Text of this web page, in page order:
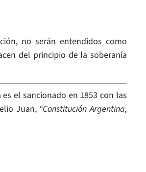
no serán entendidos como
del principio de la soberanía
el sancionado en 1853 con las
Juan, “Constitución Argentina,